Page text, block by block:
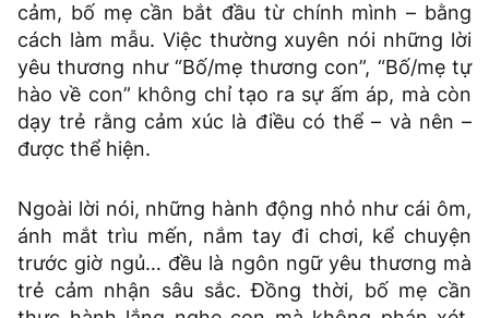
cảm, bố mẹ cần bắt đầu từ chính mình – bằng
cách làm mẫu. Việc thường xuyên nói những lời
yêu thương như “Bố/mẹ thương con”, “Bố/mẹ tự
hào về con” không chỉ tạo ra sự ấm áp, mà còn
dạy trẻ rằng cảm xúc là điều có thể – và nên –
được thể hiện.
Ngoài lời nói, những hành động nhỏ như cái ôm,
ánh mắt trìu mến, nắm tay đi chơi, kể chuyện
trước giờ ngủ… đều là ngôn ngữ yêu thương mà
trẻ cảm nhận sâu sắc. Đồng thời, bố mẹ cần